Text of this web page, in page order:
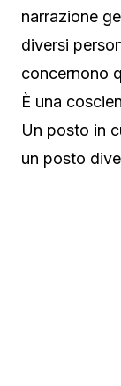
narrazione
diversi
concernono
È una
Un posto in
un posto